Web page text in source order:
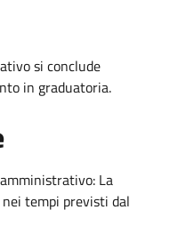
si conclude
in graduatoria.
La
tempi previsti dal